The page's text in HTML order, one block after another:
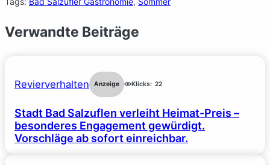
Verwandte Beiträge
Revierverhalten Anzeige Klicks: 22
Stadt Bad Salzuflen verleiht Heimat-Preis –
besonderes Engagement gewürdigt.
Vorschläge ab sofort einreichbar.